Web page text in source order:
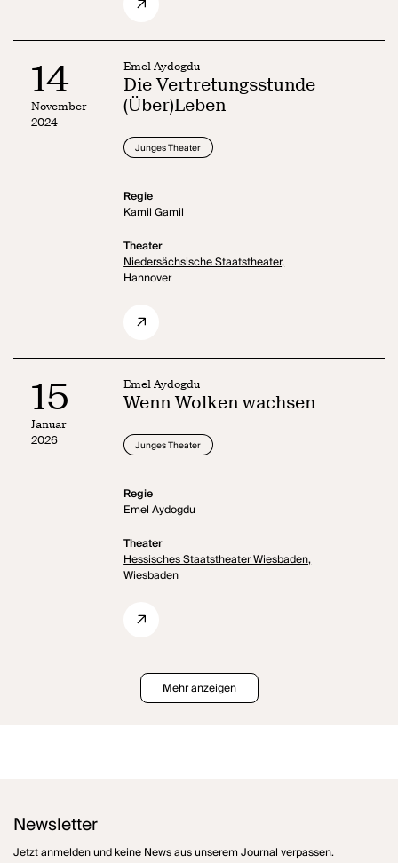
14
November
2024
Emel Aydogdu
Die Vertretungsstunde
(Über)Leben
Junges Theater
Regie
Kamil Gamil
Theater
Niedersächsische Staatstheater,
Hannover
15
Januar
2026
Emel Aydogdu
Wenn Wolken wachsen
Junges Theater
Regie
Emel Aydogdu
Theater
Hessisches Staatstheater Wiesbaden,
Wiesbaden
Mehr anzeigen
Newsletter
Jetzt anmelden und keine News aus unserem Journal verpassen.